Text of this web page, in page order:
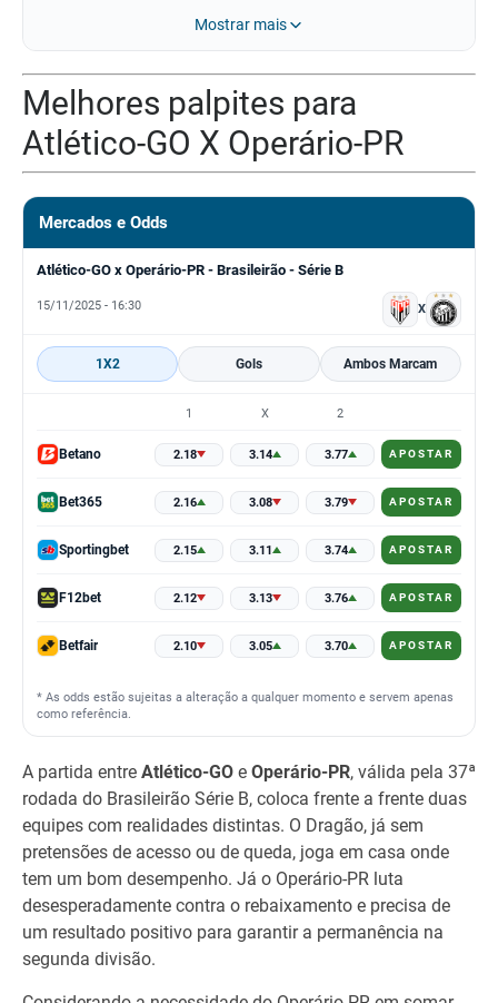
Mostrar mais
Melhores palpites para
Atlético-GO X Operário-PR
Mercados e Odds
Atlético-GO x Operário-PR - Brasileirão - Série B
15/11/2025 - 16:30 X
1X2 Gols Ambos Marcam
1 X 2
Betano 2.18 3.14 3.77 APOSTAR
Bet365 2.16 3.08 3.79 APOSTAR
Sportingbet 2.15 3.11 3.74 APOSTAR
F12bet 2.12 3.13 3.76 APOSTAR
Betfair 2.10 3.05 3.70 APOSTAR
* As odds estão sujeitas a alteração a qualquer momento e servem apenas
como referência.
A partida entre Atlético-GO e Operário-PR, válida pela 37ª
rodada do Brasileirão Série B, coloca frente a frente duas
equipes com realidades distintas. O Dragão, já sem
pretensões de acesso ou de queda, joga em casa onde
tem um bom desempenho. Já o Operário-PR luta
desesperadamente contra o rebaixamento e precisa de
um resultado positivo para garantir a permanência na
segunda divisão.